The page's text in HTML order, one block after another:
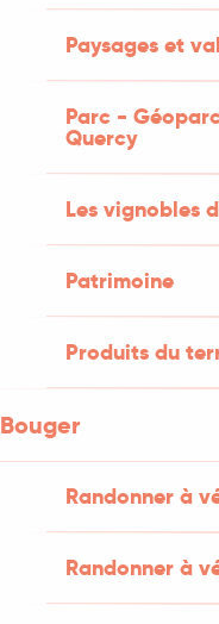
Paysages et
Parc -
Quercy
Les vignobles
Patrimoine
Produits du
Bouger
Randonner à
Randonner à